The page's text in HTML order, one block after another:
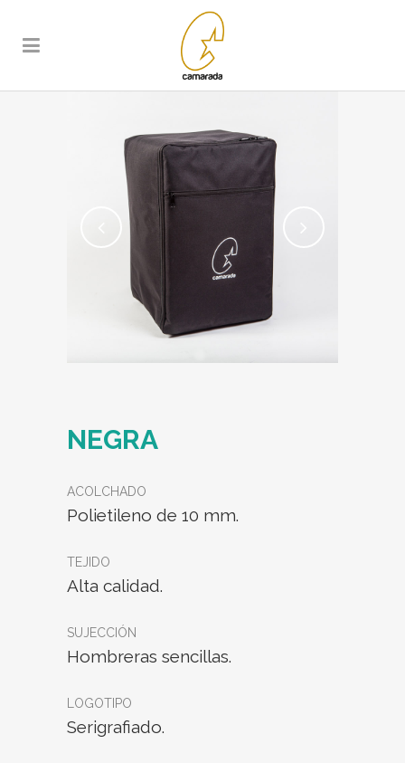
NEGRA
ACOLCHADO
Polietileno de 10 mm.
TEJIDO
Alta calidad.
SUJECCIÓN
Hombreras sencillas.
LOGOTIPO
Serigrafiado.